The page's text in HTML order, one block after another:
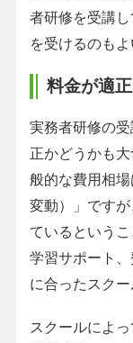
者研修を受講
を受けるのもよ
料金が適
実務者研修の
正かどうかも
般的な費用相
変動）」です
ているという
学習サポート
に合ったスクー
スクールによ